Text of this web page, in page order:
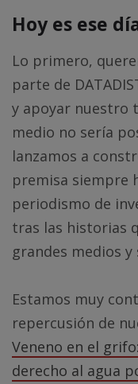
Hoy es ese
Lo primero,
parte de
y apoyar nuestro
medio no sería
lanzamos a
premisa siempre
periodismo de
tras las historias
grandes medios
Estamos muy
repercusión de
Veneno en el
derecho al agua